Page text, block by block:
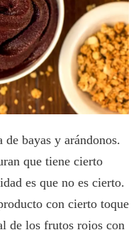
de bayas y arándonos.
que tiene cierto
es que no es cierto.
con cierto toque
de los frutos rojos con